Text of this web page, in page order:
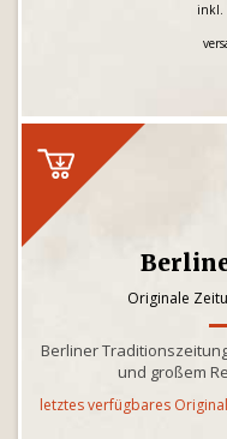
inkl.
Originale
Berliner
und großem
letztes verfügbares